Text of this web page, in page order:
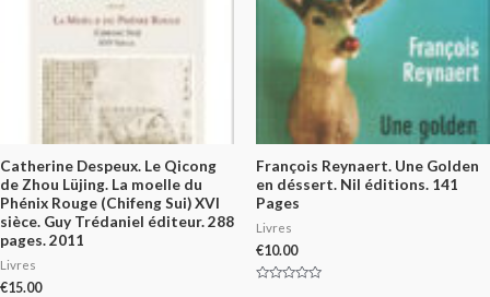
Catherine Despeux. Le Qicong
de Zhou Lüjing. La moelle du
Phénix Rouge (Chifeng Sui) XVI
sièce. Guy Trédaniel éditeur. 288
pages. 2011
Livres
€15.00
François Reynaert. Une Golden
en déssert. Nil éditions. 141
Pages
Livres
€10.00